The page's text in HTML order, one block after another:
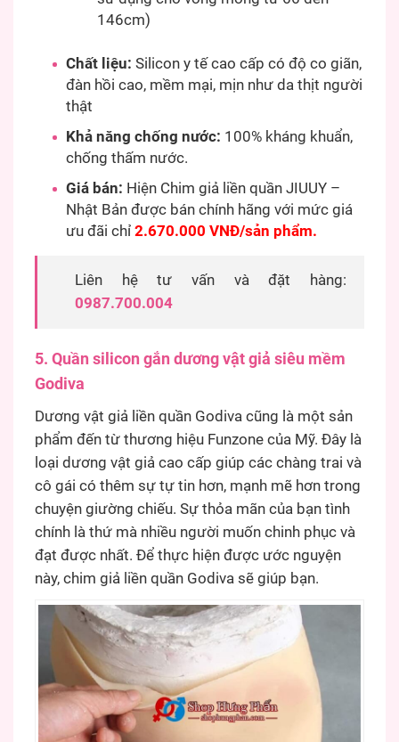
146cm)
Chất liệu: Silicon y tế cao cấp có độ co giãn,
đàn hồi cao, mềm mại, mịn như da thịt người
thật
Khả năng chống nước: 100% kháng khuẩn,
chống thấm nước.
Giá bán: Hiện Chim giả liền quần JIUUY –
Nhật Bản được bán chính hãng với mức giá
ưu đãi chỉ 2.670.000 VNĐ/sản phẩm.
Liên hệ tư vấn và đặt hàng:
0987.700.004
5. Quần silicon gắn dương vật giả siêu mềm
Godiva
Dương vật giả liền quần Godiva cũng là một sản
phẩm đến từ thương hiệu Funzone của Mỹ. Đây là
loại dương vật giả cao cấp giúp các chàng trai và
cô gái có thêm sự tự tin hơn, mạnh mẽ hơn trong
chuyện giường chiếu. Sự thỏa mãn của bạn tình
chính là thứ mà nhiều người muốn chinh phục và
đạt được nhất. Để thực hiện được ước nguyện
này, chim giả liền quần Godiva sẽ giúp bạn.